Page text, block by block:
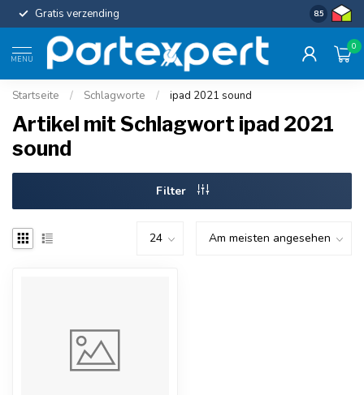
Gratis verzending Uniforme
8.5
MENU
0
Startseite / Schlagworte / ipad 2021 sound
Artikel mit Schlagwort ipad 2021
sound
Filter